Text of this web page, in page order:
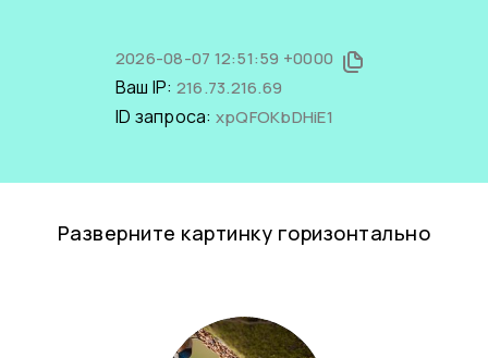
2026-08-07 12:51:59 +0000
Ваш IP: 216.73.216.69
ID запроса: xpQFOKbDHiE1
Разверните картинку горизонтально